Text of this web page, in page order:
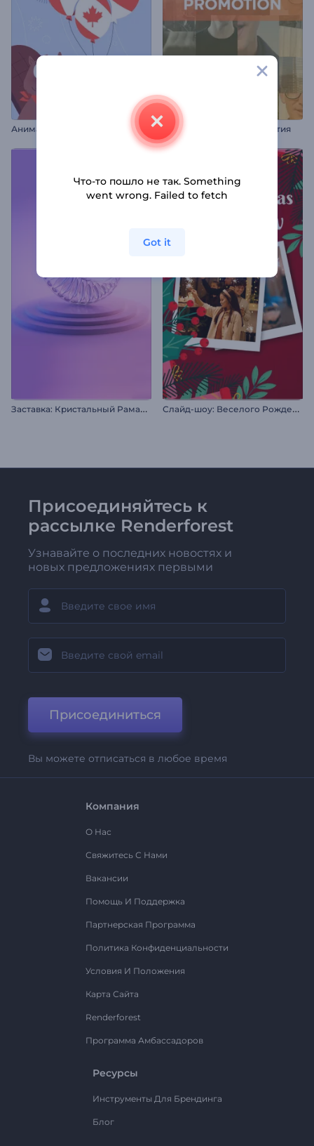
Анимация ко Дню Канады Промо для особого события
З
аставка: Кристальный Рамадан С
лайд-шоу: Веселого Рождества
Присоединяйтесь к
рассылке Renderforest
Узнавайте о последних новостях и
новых предложениях первыми
Присоединиться
Вы можете отписаться в любое время
Компания
О Нас
Свяжитесь С Нами
Вакансии
Помощь И Поддержка
Партнерская Программа
Политика Конфиденциальности
Условия И Положения
Карта Сайта
Renderforest
Программа Амбассадоров
Ресурсы
Инструменты Для Брендинга
Блог
Что-то пошло не так. Something
went wrong. Failed to fetch
Got it